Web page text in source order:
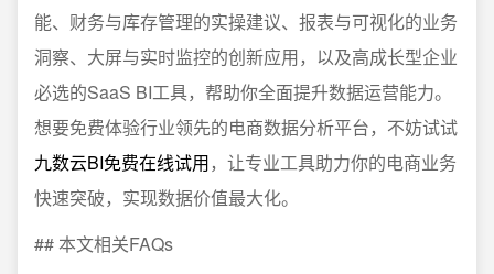
能、财务与库存管理的实操建议、报表与可视化的业务
洞察、大屏与实时监控的创新应用，以及高成长型企业
必选的SaaS BI工具，帮助你全面提升数据运营能力。
想要免费体验行业领先的电商数据分析平台，不妨试试
九数云BI免费在线试用，让专业工具助力你的电商业务
快速突破，实现数据价值最大化。
## 本文相关FAQs